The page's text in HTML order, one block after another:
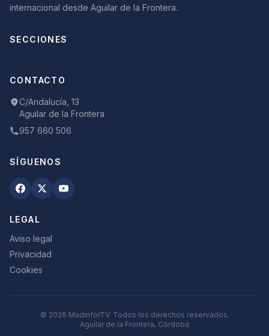
internacional desde Aguilar de la Frontera.
SECCIONES
CONTACTO
C/Andalucía, 13
Aguilar de la Frontera
957 660 506
SÍGUENOS
LEGAL
Aviso legal
Privacidad
Cookies
© 2026 MadinforTV. Todos los derechos reservados.
Aguilar de la Frontera, Córdoba